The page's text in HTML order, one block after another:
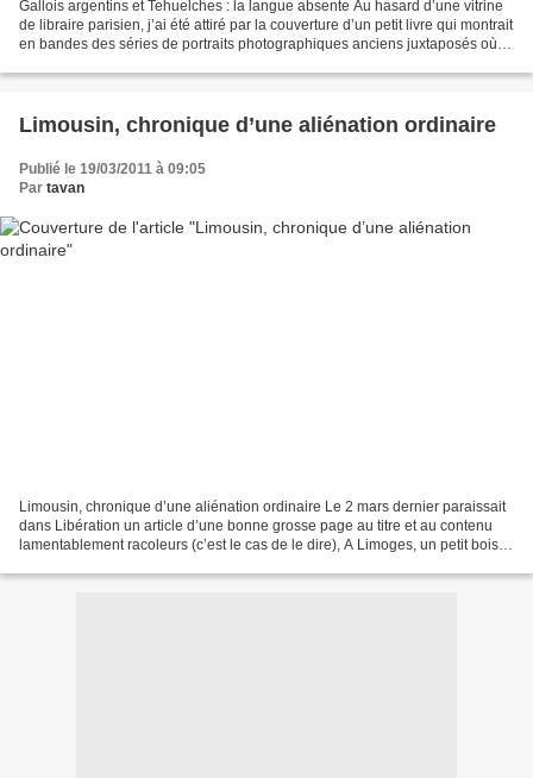
Gallois argentins et Tehuelches : la langue absente Au hasard d’une vitrine
de libraire parisien, j’ai été attiré par la couverture d’un petit livre qui montrait
en bandes des séries de portraits photographiques anciens juxtaposés où
Limousin, chronique d’une aliénation ordinaire
Publié le 19/03/2011 à 09:05
Par tavan
Limousin, chronique d’une aliénation ordinaire Le 2 mars dernier paraissait
dans Libération un article d’une bonne grosse page au titre et au contenu
lamentablement racoleurs (c’est le cas de le dire), A Limoges, un petit bois